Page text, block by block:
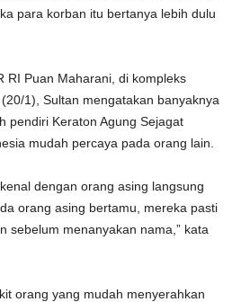
para korban itu bertanya lebih dulu
RI Puan Maharani, di kompleks
1), Sultan mengatakan banyaknya
pendiri Keraton Agung Sejagat
mudah percaya pada orang lain.
dengan orang asing langsung
orang asing bertamu, mereka pasti
sebelum menanyakan nama,” kata
orang yang mudah menyerahkan